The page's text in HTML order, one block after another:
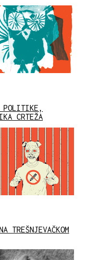
POLITIKE,
CRTEŽA
TREŠNJEVAČKOM